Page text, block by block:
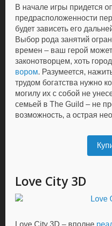
В начале игры придется
предрасположенности
будет зависеть его
Выбор рода занятий
времен – ваш герой
законотворцем, хоть
вором. Разумеется,
трудом богатства нужно
могилу их с собой не
семьей в The Guild – не
возможность, а острая
Love City 3D